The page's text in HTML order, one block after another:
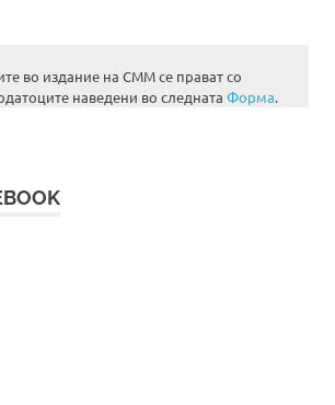
во издание на СММ се прават со
наведени во следната Форма.